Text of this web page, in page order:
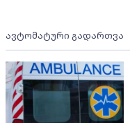
ავტომატური გადართვა